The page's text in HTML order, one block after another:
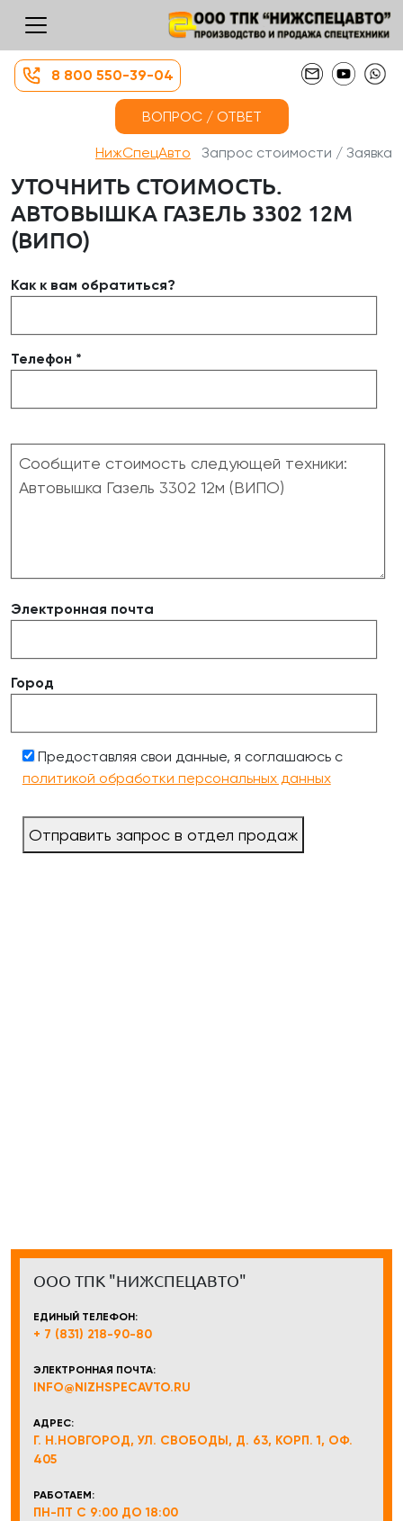
8 800 550-39-04
ВОПРОС / ОТВЕТ
НижСпецАвто Запрос стоимости / Заявка
УТОЧНИТЬ СТОИМОСТЬ.
АВТОВЫШКА ГАЗЕЛЬ 3302 12М
(ВИПО)
Как к вам обратиться?
Телефон *
Электронная почта
Город
Предоставляя свои данные, я соглашаюсь с
политикой обработки персональных данных
Отправить запрос в отдел продаж
ООО ТПК "НИЖСПЕЦАВТО"
ЕДИНЫЙ ТЕЛЕФОН:
+ 7 (831) 218-90-80
ЭЛЕКТРОННАЯ ПОЧТА:
INFO@NIZHSPECAVTO.RU
АДРЕС:
Г. Н.НОВГОРОД, УЛ. СВОБОДЫ, Д. 63, КОРП. 1, ОФ.
405
РАБОТАЕМ:
ПН-ПТ С 9:00 ДО 18:00